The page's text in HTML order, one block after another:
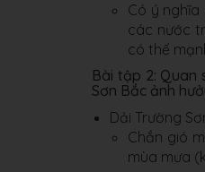
Có ý
các nước
có thế
Bài tập 2: Quan
Sơn Bắc ảnh
Dải Trường
Chắn gió
mùa mưa